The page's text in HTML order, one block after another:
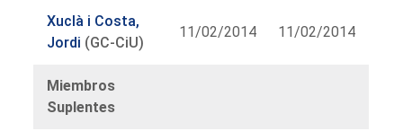
Xuclà i Costa,
Jordi (GC-CiU)
11/02/2014 11/02/2014
Miembros
Suplentes